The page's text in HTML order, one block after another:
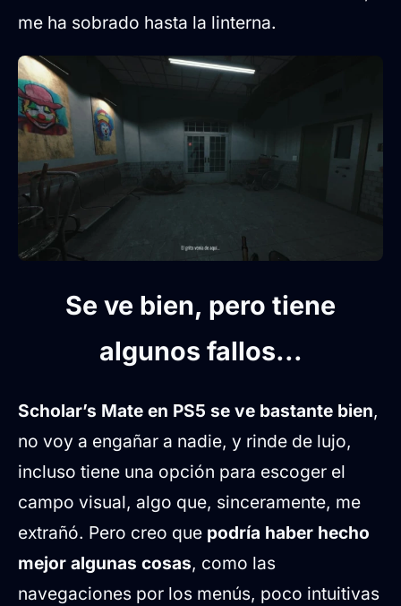
me ha sobrado hasta la linterna.
Se ve bien, pero tiene
algunos fallos...
Scholar’s Mate en PS5 se ve bastante bien,
no voy a engañar a nadie, y rinde de lujo,
incluso tiene una opción para escoger el
campo visual, algo que, sinceramente, me
extrañó. Pero creo que podría haber hecho
mejor algunas cosas, como las
navegaciones por los menús, poco intuitivas